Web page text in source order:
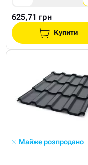
625,71 грн
Купити
Майже розпродано